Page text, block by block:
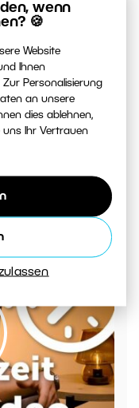
wenn
🍪
Website
Ihnen
Personalisierung
an unsere
dies ablehnen,
Ihr Vertrauen
– Teil 2